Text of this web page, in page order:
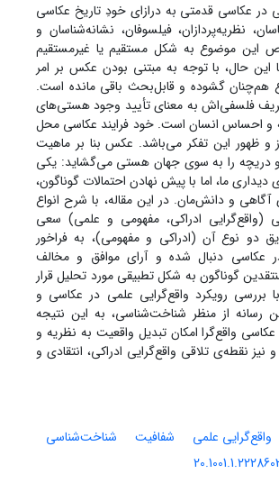
در عکاسی قدمتی به درازای خودِ تاریخ عکاسی
نظریه‌پردازان، فیلسوفان، نشانه‌شناسان و
این موضوع به شکل مستقیم یا غیرمستقیم
این حال، با توجه به مبتنی بودن عکس بر امر
هم‌چنان گشوده و قابل‌بحث باقی مانده است.
فلسفی‌اش به معنای تأیید وجود هستی‌های
و احساس انسان است. خود فرایند عکاسی محل
و ظهور این تفکر می‌باشد. عکس بنا بر ماهیت
دریچه را به سوی جهان هستی می‌گشاید: یکی
ما، اما با پیش نهادن احتمالات گوناگون،
آگاهی و دانش‌مان. در این مقاله، با شرح انواع
(واقع‌گرایی ادراکی، مفهومی و علمی) سعی
دو نوع آن (ادراکی و مفهومی)، به فراخور
عکاسی دنبال شده و آرای موافق و مخالف
گوناگون به شکل تطبیقی مورد تحلیل قرار
بررسی رویکرد واقع‌گرایی علمی در عکاسی و
رسانه از منظر شناخت‌شناسی، به این نتیجه
واقع‌گرا امکان تبدیل واقعیت به نظریه و
نیز نقطه‌ی تلاقی واقع‌گرایی ادراکی، انتقادی و
واقع‌گرایی علمی شفافیت
شناخت‌شناسی